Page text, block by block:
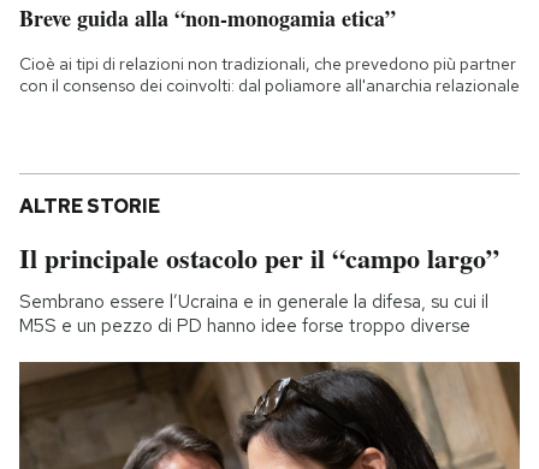
Breve guida alla “non-monogamia etica”
Cioè ai tipi di relazioni non tradizionali, che prevedono più partner
con il consenso dei coinvolti: dal poliamore all'anarchia relazionale
ALTRE STORIE
Il principale ostacolo per il “campo largo”
Sembrano essere l’Ucraina e in generale la difesa, su cui il
M5S e un pezzo di PD hanno idee forse troppo diverse